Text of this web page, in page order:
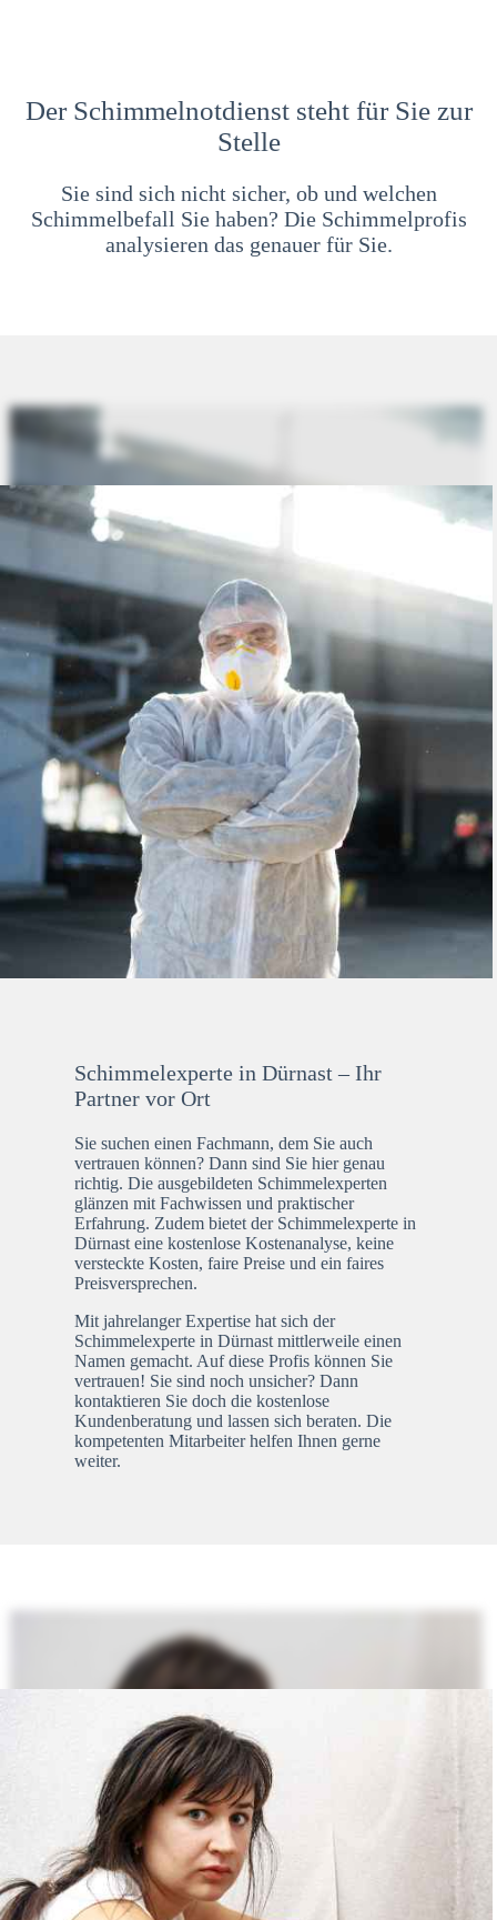
Der Schimmelnotdienst steht für Sie zur
Stelle
Sie sind sich nicht sicher, ob und welchen
Schimmelbefall Sie haben? Die Schimmelprofis
analysieren das genauer für Sie.
Schimmelexperte in Dürnast – Ihr
Partner vor Ort
Sie suchen einen Fachmann, dem Sie auch
vertrauen können? Dann sind Sie hier genau
richtig. Die ausgebildeten Schimmelexperten
glänzen mit Fachwissen und praktischer
Erfahrung. Zudem bietet der Schimmelexperte in
Dürnast eine kostenlose Kostenanalyse, keine
versteckte Kosten, faire Preise und ein faires
Preisversprechen.
Mit jahrelanger Expertise hat sich der
Schimmelexperte in Dürnast mittlerweile einen
Namen gemacht. Auf diese Profis können Sie
vertrauen! Sie sind noch unsicher? Dann
kontaktieren Sie doch die kostenlose
Kundenberatung und lassen sich beraten. Die
kompetenten Mitarbeiter helfen Ihnen gerne
weiter.